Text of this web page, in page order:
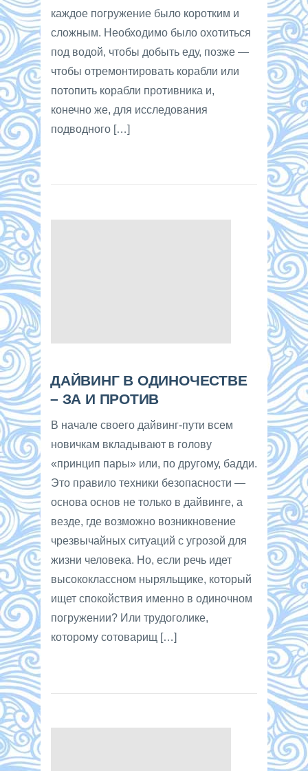
каждое погружение было коротким и
сложным. Необходимо было охотиться
под водой, чтобы добыть еду, позже —
чтобы отремонтировать корабли или
потопить корабли противника и,
конечно же, для исследования
подводного […]
ДАЙВИНГ В ОДИНОЧЕСТВЕ
– ЗА И ПРОТИВ
В начале своего дайвинг-пути всем
новичкам вкладывают в голову
«принцип пары» или, по другому, бадди.
Это правило техники безопасности —
основа основ не только в дайвинге, а
везде, где возможно возникновение
чрезвычайных ситуаций с угрозой для
жизни человека. Но, если речь идет
высококлассном ныряльщике, который
ищет спокойствия именно в одиночном
погружении? Или трудоголике,
которому сотоварищ […]